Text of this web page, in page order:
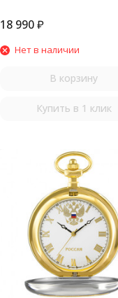
18 990 ₽
Нет в наличии
В корзину
Купить в 1 клик